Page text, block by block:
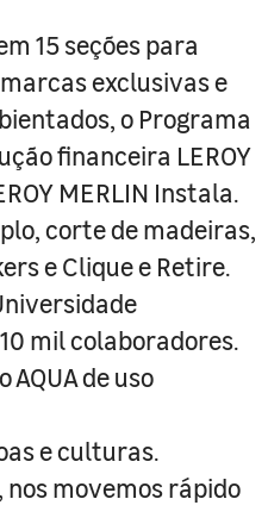
15 seções para
exclusivas e
o Programa
financeira LEROY
MERLIN Instala.
corte de madeiras,
e Clique e Retire.
mil colaboradores.
de uso
e culturas.
movemos rápido